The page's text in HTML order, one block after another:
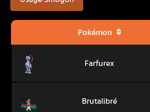
Pokémon
Farfurex
Brutalibré